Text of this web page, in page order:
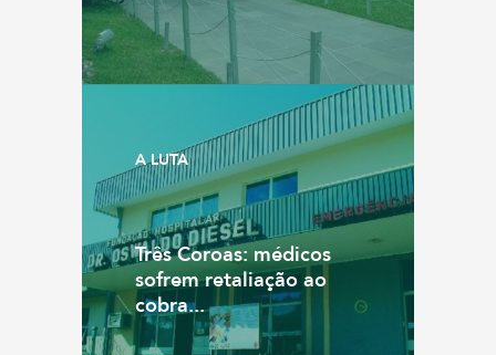
A LUTA
Três Coroas: médicos
sofrem retaliação ao
cobra...